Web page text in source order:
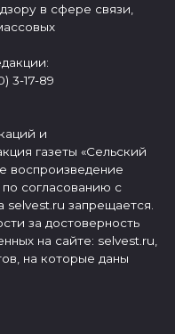
в сфере связи,
3-17-89
и
газеты «Сельский
воспроизведение
согласованию с
selvest.ru запрещается.
за достоверность
на сайте: selvest.ru,
на которые даны